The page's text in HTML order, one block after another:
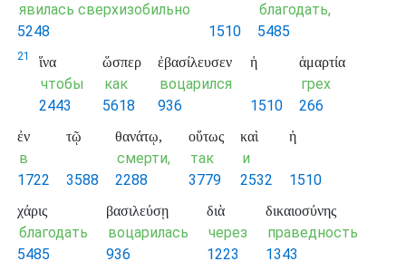
явилась сверхизобильно
5248
1510
благодать,
5485
21 ἵνα
чтобы
2443
ὥσπερ
как
5618
ἐβασίλευσεν
воцарился
936
ἡ
1510
ἁμαρτία
грех
266
ἐν
в
1722
τῷ
3588
θανάτῳ,
смерти,
2288
οὕτως
так
3779
καὶ
и
2532
ἡ
1510
χάρις
благодать
5485
βασιλεύσῃ
воцарилась
936
διὰ
через
1223
δικαιοσύνης
праведность
1343